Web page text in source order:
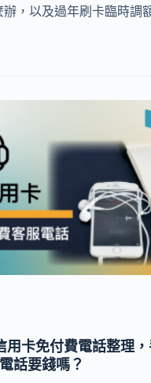
，以及過年刷卡臨時調
用卡免付費電話整理
話要錢嗎？